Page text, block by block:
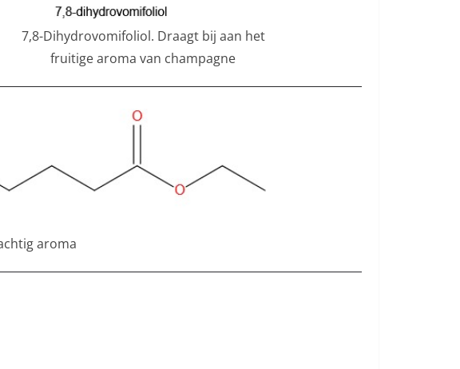
7,8-Dihydrovomifoliol. Draagt bij aan het
fruitige aroma van champagne
aroma